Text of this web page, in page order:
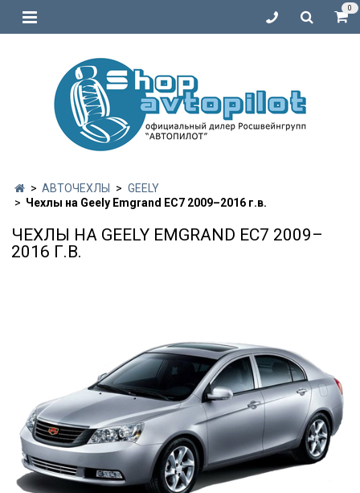
0
АВТОЧЕХЛЫ
GEELY
Чехлы на Geely Emgrand EC7 2009–2016 г.в.
ЧЕХЛЫ НА GEELY EMGRAND EC7 2009–
2016 Г.В.